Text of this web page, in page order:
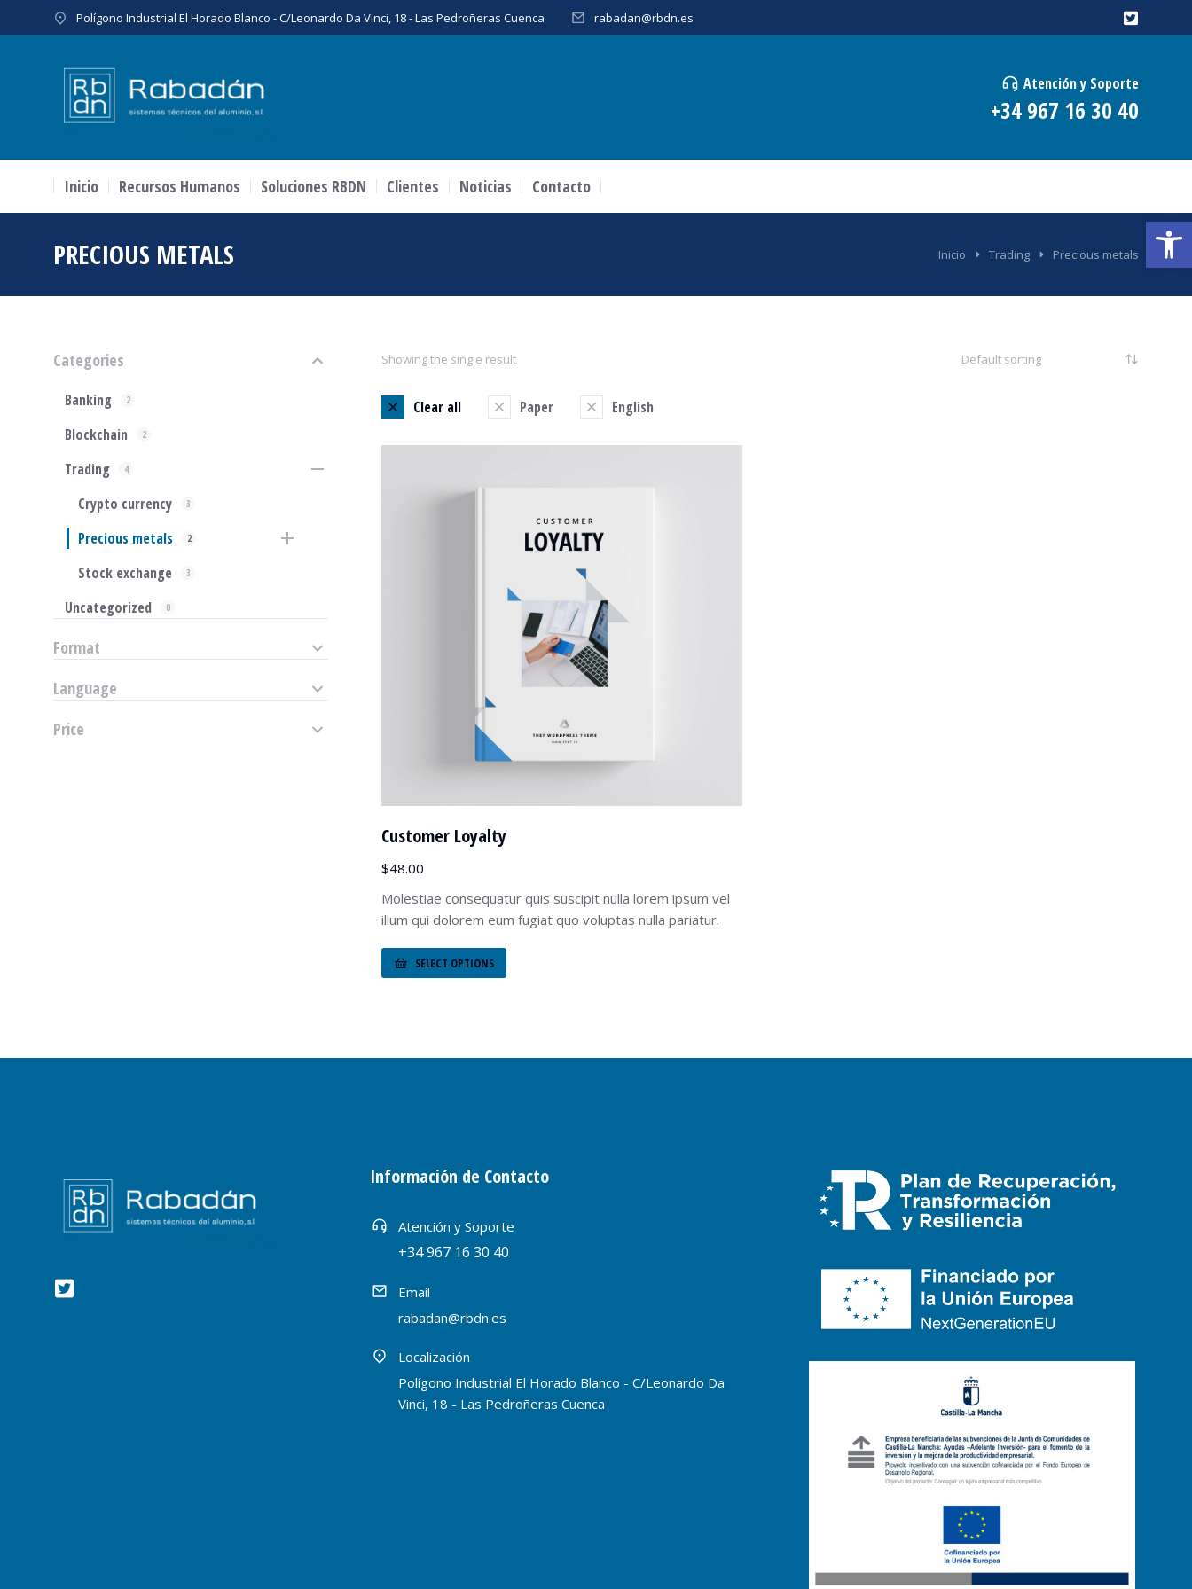
Polígono Industrial El Horado Blanco - C/Leonardo Da Vinci, 18 - Las Pedroñeras Cuenca rabadan@rbdn.es
Atención y Soporte
+34 967 16 30 40
Inicio Recursos Humanos Soluciones RBDN Clientes Noticias Contacto
PRECIOUS METALS Inicio Trading Precious metals
Categories
Banking 2
Blockchain 2
Trading 4
Crypto currency 3
Precious metals 2
Stock exchange 3
Uncategorized 0
Format
Language
Price
Showing the single result
Clear all Paper English
Customer Loyalty
$48.00
Molestiae consequatur quis suscipit nulla lorem ipsum vel
illum qui dolorem eum fugiat quo voluptas nulla pariatur.
SELECT OPTIONS
Información de Contacto
Atención y Soporte
+34 967 16 30 40
Email
rabadan@rbdn.es
Localización
Polígono Industrial El Horado Blanco - C/Leonardo Da
Vinci, 18 - Las Pedroñeras Cuenca